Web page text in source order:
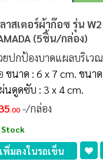
าสเตอร์ผ้าก๊อซ รุ่น W2
(5ชิ้น/กล่อง)
ยปกป้องบาดแผลบริเวณ
ขนาด : 6 x 7 cm. ขนาด
นดูดซับ : 3 x 4 cm.
.00 /กล่อง
Stock
เพิ่มลงในรถเข็น